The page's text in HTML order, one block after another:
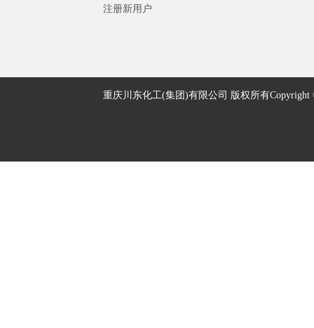
注册新用户
重庆川东化工(集团)有限公司 版权所有Copyright